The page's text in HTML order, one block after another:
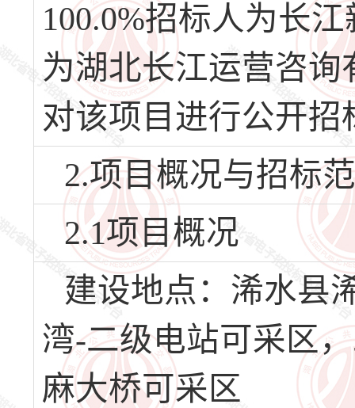
100.0%招标人为长
为湖北长江运营咨
对该项目进行公开招
2.项目概况与招标
2.1项目概况
建设地点：浠水县
湾-二级电站可采区
麻大桥可采区